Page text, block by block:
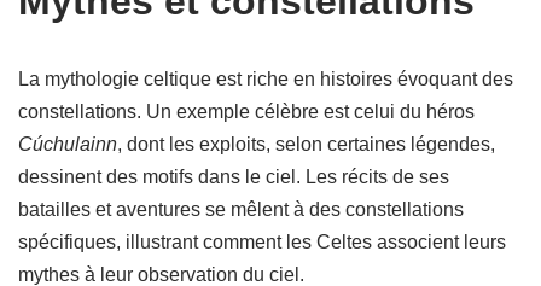
La mythologie celtique est riche en histoires évoquant des
constellations. Un exemple célèbre est celui du héros
Cúchulainn, dont les exploits, selon certaines légendes,
dessinent des motifs dans le ciel. Les récits de ses
batailles et aventures se mêlent à des constellations
spécifiques, illustrant comment les Celtes associent leurs
mythes à leur observation du ciel.